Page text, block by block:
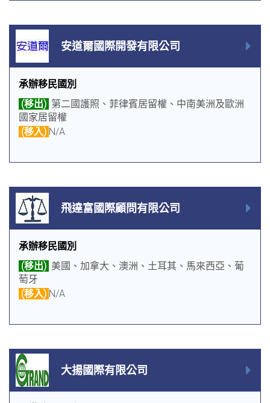
安道爾國際開發有限公司
承辦移民國別
(移出) 第二國護照、菲律賓居留權、中南美洲及歐洲
國家居留權
(移入) N/A
飛達富國際顧問有限公司
承辦移民國別
(移出) 美國、加拿大、澳洲、土耳其、馬來西亞、葡
萄牙
(移入) N/A
大揚國際有限公司